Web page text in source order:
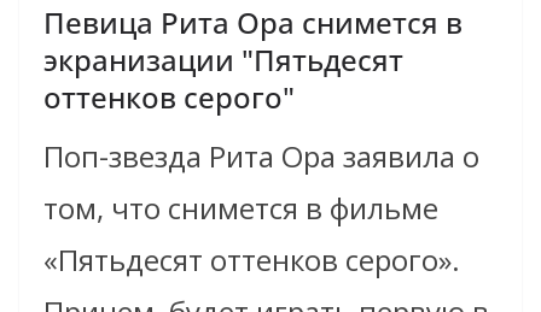
Певица Рита Ора снимется в
экранизации "Пятьдесят
оттенков серого"
Поп-звезда Рита Ора заявила о
том, что снимется в фильме
«Пятьдесят оттенков серого».